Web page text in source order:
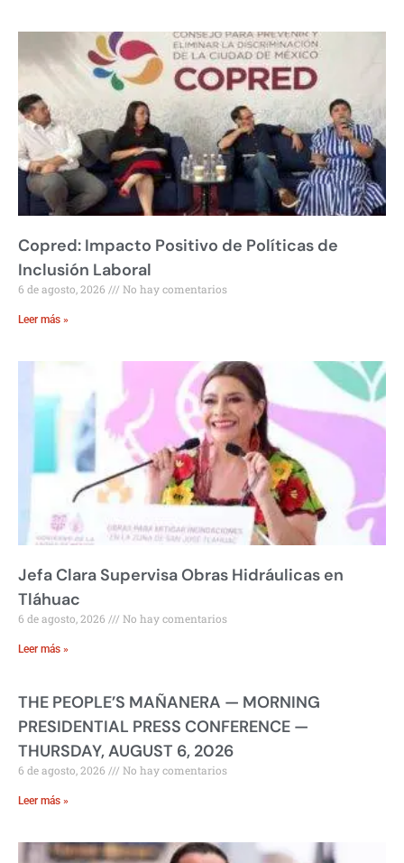
Copred: Impacto Positivo de Políticas de
Inclusión Laboral
6 de agosto, 2026 No hay comentarios
Leer más »
Jefa Clara Supervisa Obras Hidráulicas en
Tláhuac
6 de agosto, 2026 No hay comentarios
Leer más »
THE PEOPLE’S MAÑANERA — MORNING
PRESIDENTIAL PRESS CONFERENCE —
THURSDAY, AUGUST 6, 2026
6 de agosto, 2026 No hay comentarios
Leer más »